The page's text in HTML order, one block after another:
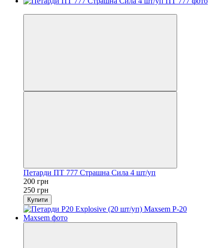
Петарди ПТ 777 Страшна Сила 4 шт/уп
200 грн
250 грн
Купити